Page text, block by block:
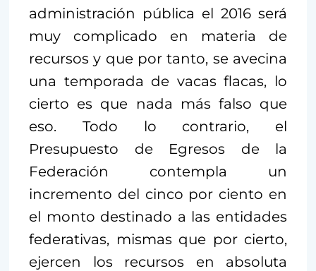
administración pública el 2016 será
muy complicado en materia de
recursos y que por tanto, se avecina
una temporada de vacas flacas, lo
cierto es que nada más falso que
eso. Todo lo contrario, el
Presupuesto de Egresos de la
Federación contempla un
incremento del cinco por ciento en
el monto destinado a las entidades
federativas, mismas que por cierto,
ejercen los recursos en absoluta